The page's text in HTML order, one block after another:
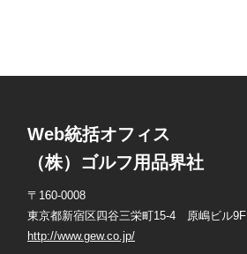
Web統括オフィス
（株）ゴルフ用品界社
〒160-0008
東京都新宿区四谷三栄町15-4 原嶋ビル9F
http://www.gew.co.jp/